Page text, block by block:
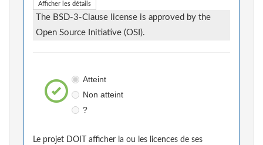
Afficher les détails
The BSD-3-Clause license is approved by the
Open Source Initiative (OSI).
Atteint
Non atteint
?
Le projet DOIT afficher la ou les licences de ses